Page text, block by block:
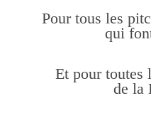
Pour tous les
qui
Et pour toutes
de la